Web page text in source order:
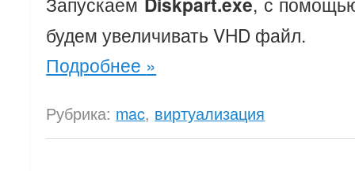
будем увеличивать VHD файл.
Подробнее »
Рубрика: mac, виртуализация